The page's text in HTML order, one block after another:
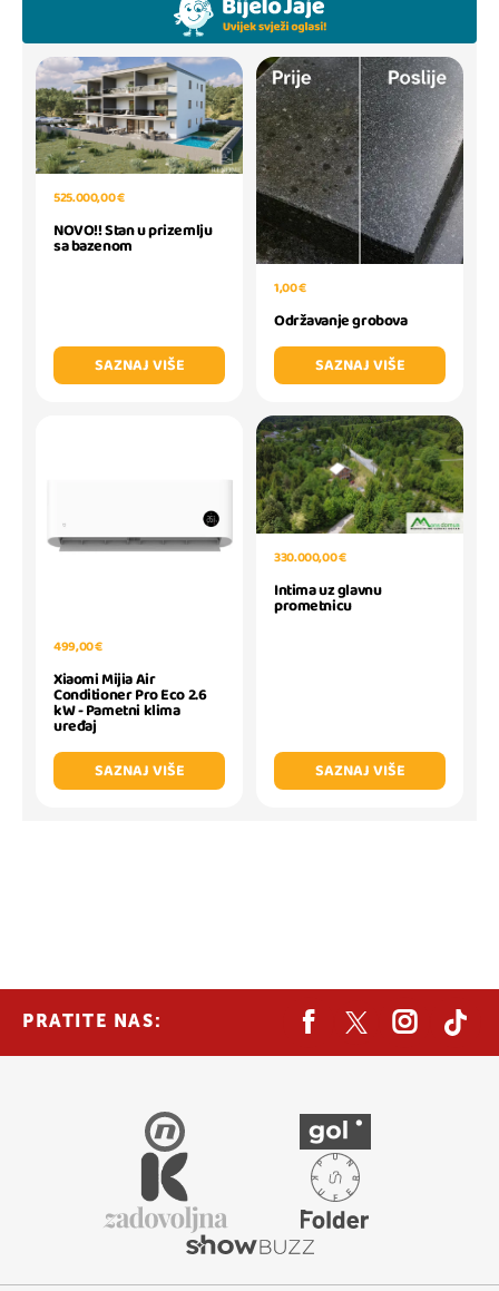
525.000,00 €
NOVO!! Stan u prizemlju
sa bazenom
SAZNAJ VIŠE
1,00 €
Održavanje grobova
SAZNAJ VIŠE
499,00 €
Xiaomi Mijia Air
Conditioner Pro Eco 2.6
kW - Pametni klima
uređaj
SAZNAJ VIŠE
330.000,00 €
Intima uz glavnu
prometnicu
SAZNAJ VIŠE
PRATITE NAS: